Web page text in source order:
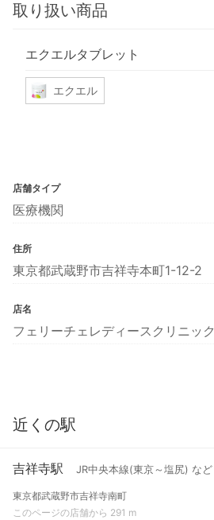
取り扱い商品
エクエルタブレット
エクエル
店舗タイプ
医療機関
住所
東京都武蔵野市吉祥寺本町1-12-2
店名
フェリーチェレディースクリニッ
近くの駅
吉祥寺駅 JR中央本線(東京～塩尻) など
東京都武蔵野市吉祥寺南町
このページの店舗から 291 m